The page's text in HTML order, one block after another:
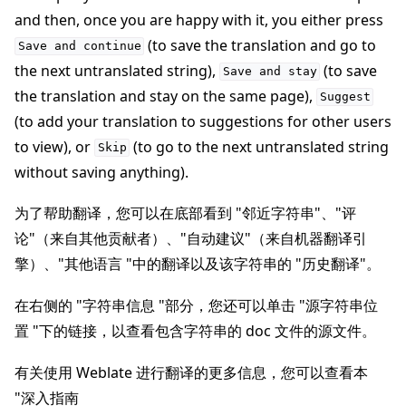
and then, once you are happy with it, you either press
Save and continue (to save the translation and go to
the next untranslated string),
Save and stay (to save
the translation and stay on the same page),
Suggest
(to add your translation to suggestions for other users
to view), or Skip (to go to the next untranslated string
without saving anything).
为了帮助翻译，您可以在底部看到 "邻近字符串"、"评
论"（来自其他贡献者）、"自动建议"（来自机器翻译引
擎）、"其他语言 "中的翻译以及该字符串的 "历史翻译"。
在右侧的 "字符串信息 "部分，您还可以单击 "源字符串位
置 "下的链接，以查看包含字符串的 doc 文件的源文件。
有关使用 Weblate 进行翻译的更多信息，您可以查看本
"深入指南